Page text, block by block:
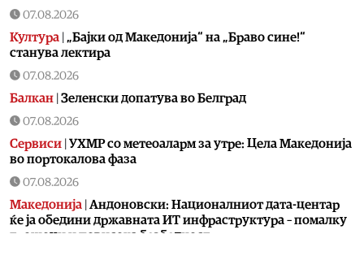
07.08.2026
Култура „Бајки од Македонија“ на „Браво сине!“
станува лектира
07.08.2026
Балкан Зеленски допатува во Белград
07.08.2026
Сервиси УХМР со метеоаларм за утре: Цела Македонија
во портокалова фаза
07.08.2026
Македонија Андоновски: Националниот дата-центар
ќе ја обедини државната ИТ инфраструктура – помалку
трошоци и повисока безбедност